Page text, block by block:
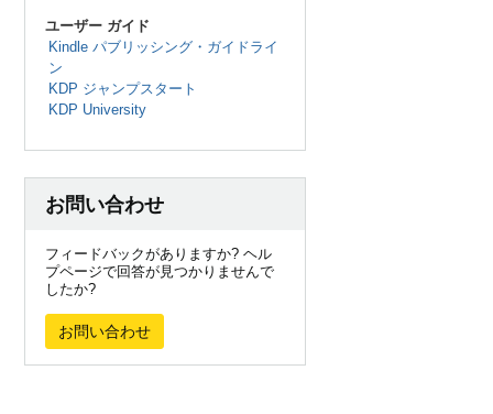
ユーザー ガイド
Kindle パブリッシング・ガイドライ
ン
KDP ジャンプスタート
KDP University
お問い合わせ
フィードバックがありますか? ヘル
プページで回答が見つかりませんで
したか?
お問い合わせ